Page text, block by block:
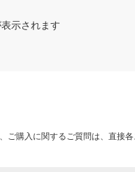
示されます
購入に関するご質問は、直接各